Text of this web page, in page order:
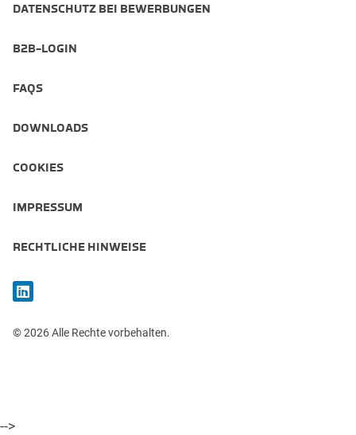
DATENSCHUTZ BEI BEWERBUNGEN
B2B-LOGIN
FAQS
DOWNLOADS
COOKIES
IMPRESSUM
RECHTLICHE HINWEISE
© 2026 Alle Rechte vorbehalten.
-->